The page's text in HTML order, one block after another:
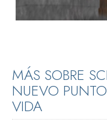
MÁS SOBRE
NUEVO
VIDA